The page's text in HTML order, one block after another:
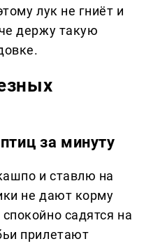
лук не гниёт и
держу такую
за минуту
и ставлю на
не дают корму
садятся на
прилетают